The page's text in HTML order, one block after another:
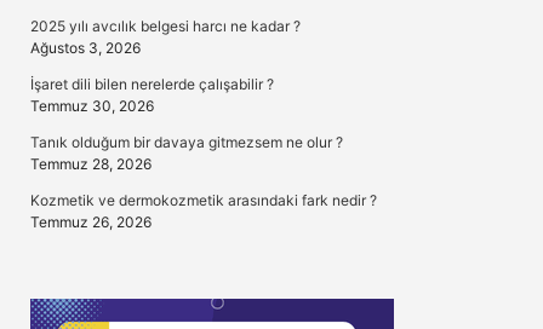
2025 yılı avcılık belgesi harcı ne kadar ?
Ağustos 3, 2026
İşaret dili bilen nerelerde çalışabilir ?
Temmuz 30, 2026
Tanık olduğum bir davaya gitmezsem ne olur ?
Temmuz 28, 2026
Kozmetik ve dermokozmetik arasındaki fark nedir ?
Temmuz 26, 2026